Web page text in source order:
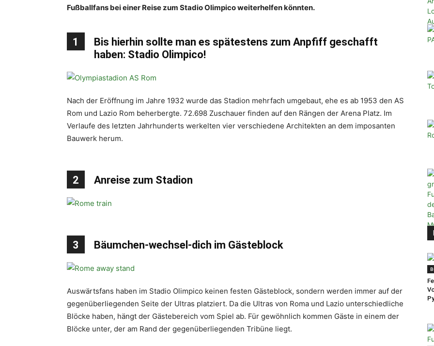
Fußballfans bei einer Reise zum Stadio Olimpico weiterhelfen könnten.
1
Bis hierhin sollte man es spätestens zum Anpfiff geschafft
haben: Stadio Olimpico!
Nach der Eröffnung im Jahre 1932 wurde das Stadion mehrfach umgebaut, ehe es ab 1953 den AS
Rom und Lazio Rom beherbergte. 72.698 Zuschauer finden auf den Rängen der Arena Platz. Im
Verlaufe des letzten Jahrhunderts werkelten vier verschiedene Architekten an dem imposanten
Bauwerk herum.
2 Anreise zum Stadion
3 Bäumchen-wechsel-dich im Gästeblock
Auswärtsfans haben im Stadio Olimpico keinen festen Gästeblock, sondern werden immer auf der
gegenüberliegenden Seite der Ultras platziert. Da die Ultras von Roma und Lazio unterschiedliche
Blöcke haben, hängt der Gästebereich vom Spiel ab. Für gewöhnlich kommen Gäste in einem der
Blöcke unter, der am Rand der gegenüberliegenden Tribüne liegt.